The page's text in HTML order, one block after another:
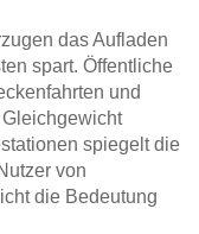
das Aufladen
spart. Öffentliche
und
spiegelt die
von
die Bedeutung